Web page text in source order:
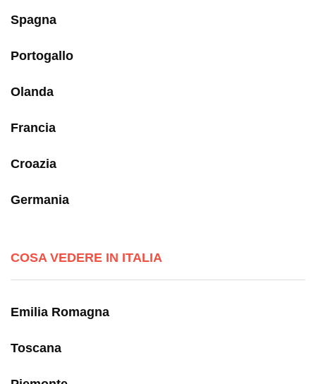
Spagna
Portogallo
Olanda
Francia
Croazia
Germania
COSA VEDERE IN ITALIA
Emilia Romagna
Toscana